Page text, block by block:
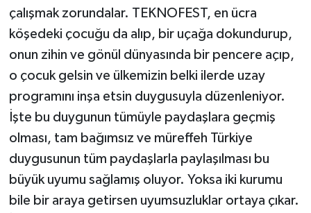
çalışmak zorundalar. TEKNOFEST, en ücra
köşedeki çocuğu da alıp, bir uçağa dokundurup,
onun zihin ve gönül dünyasında bir pencere açıp,
o çocuk gelsin ve ülkemizin belki ilerde uzay
programını inşa etsin duygusuyla düzenleniyor.
İşte bu duygunun tümüyle paydaşlara geçmiş
olması, tam bağımsız ve müreffeh Türkiye
duygusunun tüm paydaşlarla paylaşılması bu
büyük uyumu sağlamış oluyor. Yoksa iki kurumu
bile bir araya getirsen uyumsuzluklar ortaya çıkar.